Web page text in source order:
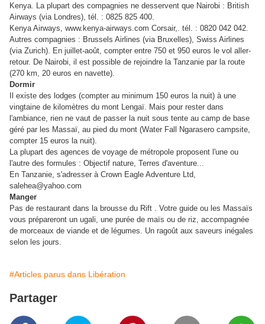
Kenya. La plupart des compagnies ne desservent que Nairobi : British
Airways (via Londres), tél. : 0825 825 400.
Kenya Airways, www.kenya-airways.com Corsair,. tél. : 0820 042 042.
Autres compagnies : Brussels Airlines (via Bruxelles), Swiss Airlines
(via Zurich). En juillet-août, compter entre 750 et 950 euros le vol aller-
retour. De Nairobi, il est possible de rejoindre la Tanzanie par la route
(270 km, 20 euros en navette).
Dormir
Il existe des lodges (compter au minimum 150 euros la nuit) à une
vingtaine de kilomètres du mont Lengaï. Mais pour rester dans
l'ambiance, rien ne vaut de passer la nuit sous tente au camp de base
géré par les Massaï, au pied du mont (Water Fall Ngarasero campsite,
compter 15 euros la nuit).
La plupart des agences de voyage de métropole proposent l'une ou
l'autre des formules : Objectif nature, Terres d'aventure...
En Tanzanie, s'adresser à Crown Eagle Adventure Ltd,
salehea@yahoo.com
Manger
Pas de restaurant dans la brousse du Rift . Votre guide ou les Massaïs
vous prépareront un ugali, une purée de maïs ou de riz, accompagnée
de morceaux de viande et de légumes. Un ragoût aux saveurs inégales
selon les jours.
#Articles parus dans Libération
Partager